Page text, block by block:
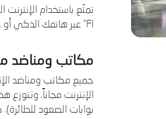
FI" عبر هاتفك الذكي أو حاسوبك اللوحي أو اللابتوب المحمول.
مكاتب ومناضد
جميع مكاتب ومناضد
الإنترنت مجاناً.
بوابات الصعود